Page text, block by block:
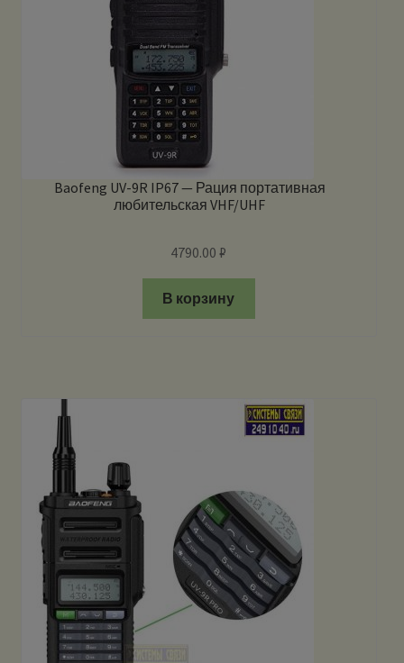
Baofeng UV-9R IP67 — Рация портативная
любительская VHF/UHF
4790.00₽
В корзину